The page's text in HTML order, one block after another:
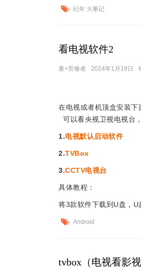
纪年 大事记
看电视软件2
夏+苦修者 2024年1月19日
在电视或者机顶盒安装
可以看央视卫视电视台
1.电视默认启动软件
2.TVBox
3.CCTV电视台
具体教程：
将3款软件下载到U盘，U
Android
tvbox（电视看影视